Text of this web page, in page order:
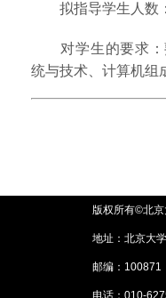
拟指导学生人数：
对学生的要求：
统与技术、计算机组
版权所有©北京
地址：北京大
邮编：100871